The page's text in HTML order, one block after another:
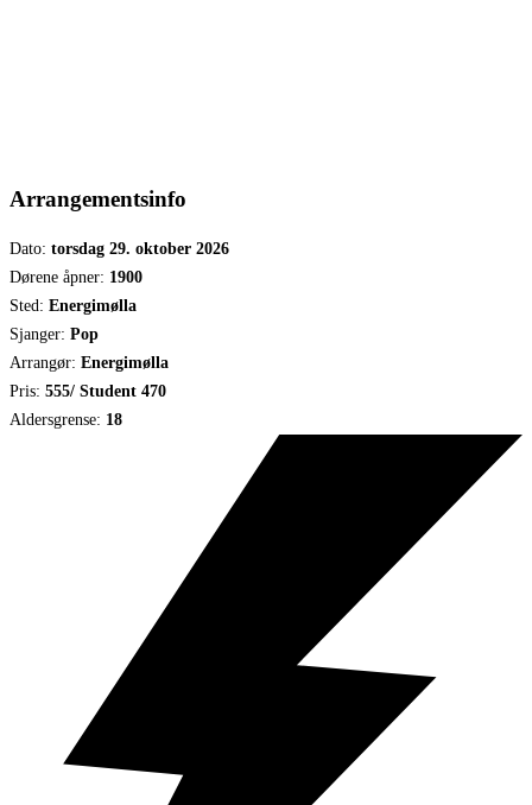
Arrangementsinfo
Dato: torsdag 29. oktober 2026
Dørene åpner: 1900
Sted: Energimølla
Sjanger: Pop
Arrangør: Energimølla
Pris: 555/ Student 470
Aldersgrense: 18